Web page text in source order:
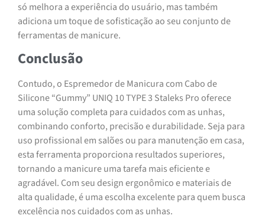
só melhora a experiência do usuário, mas também
adiciona um toque de sofisticação ao seu conjunto de
ferramentas de manicure.
Conclusão
Contudo, o Espremedor de Manicura com Cabo de
Silicone “Gummy” UNIQ 10 TYPE 3 Staleks Pro oferece
uma solução completa para cuidados com as unhas,
combinando conforto, precisão e durabilidade. Seja para
uso profissional em salões ou para manutenção em casa,
esta ferramenta proporciona resultados superiores,
tornando a manicure uma tarefa mais eficiente e
agradável. Com seu design ergonômico e materiais de
alta qualidade, é uma escolha excelente para quem busca
excelência nos cuidados com as unhas.